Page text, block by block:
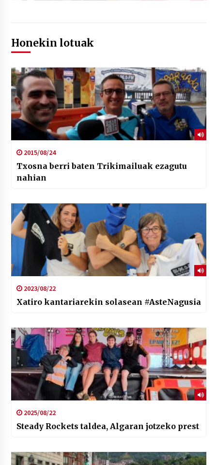
Honekin lotuak
2015/08/24
Txosna berri baten Trikimailuak ezagutu
nahian
2023/08/22
Xatiro kantariarekin solasean #AsteNagusia
2025/08/22
Steady Rockets taldea, Algaran jotzeko prest